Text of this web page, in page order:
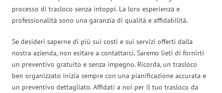
processo di trasloco senza intoppi. La loro esperienza e
professionalità sono una garanzia di qualità e affidabilità.
Se desideri saperne di più sui costi e sui servizi offerti dalla
nostra azienda, non esitare a contattarci. Saremo lieti di fornirti
un preventivo gratuito e senza impegno. Ricorda, un trasloco
ben organizzato inizia sempre con una pianificazione accurata e
un preventivo dettagliato. Affidati a noi per il tuo trasloco da